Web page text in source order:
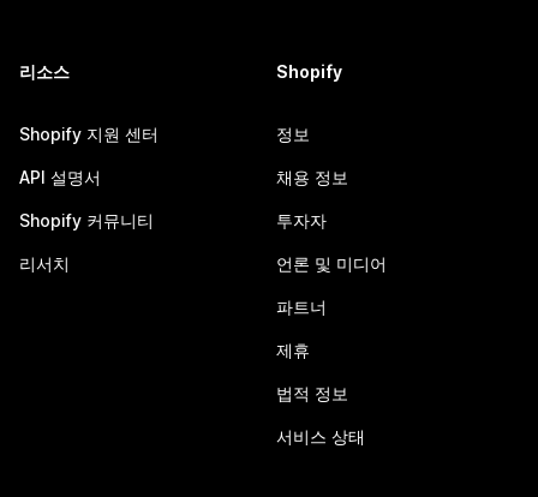
리소스
Shopify 지원 센터
API 설명서
Shopify 커뮤니티
리서치
Shopify
정보
채용 정보
투자자
언론 및 미디어
파트너
제휴
법적 정보
서비스 상태